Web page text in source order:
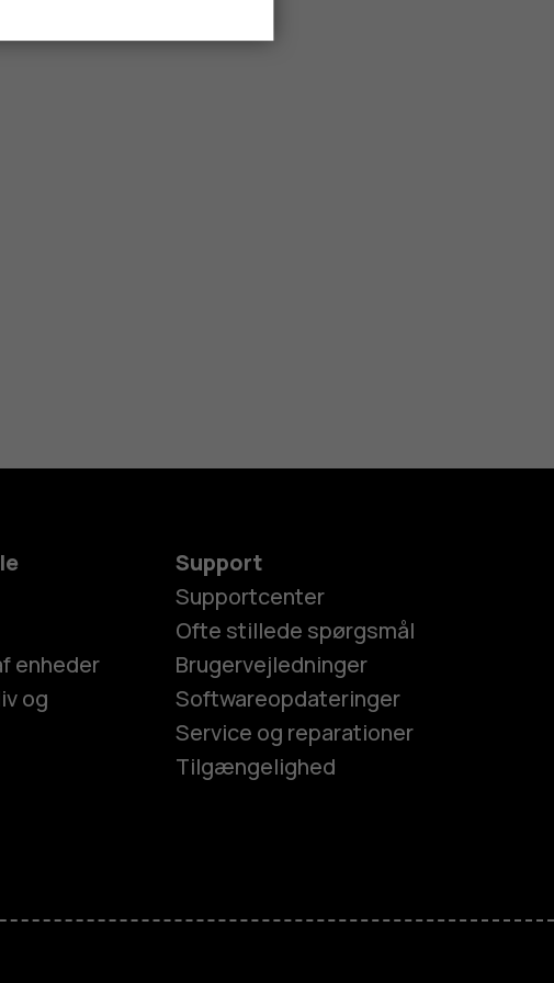
enheder
og
Support
Supportcenter
Ofte stillede spørgsmål
Brugervejledninger
Softwareopdateringer
Service og reparationer
Tilgængelighed